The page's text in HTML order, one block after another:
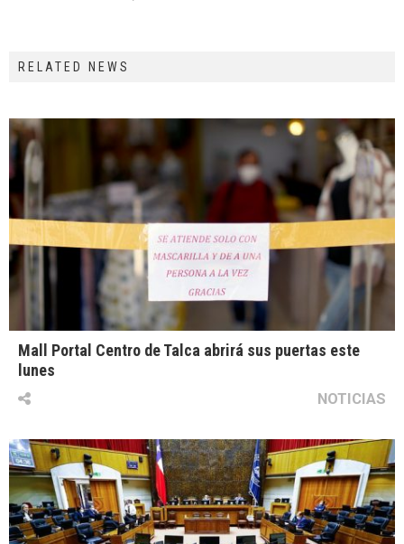
RELATED NEWS
Mall Portal Centro de Talca abrirá sus puertas este
lunes
NOTICIAS